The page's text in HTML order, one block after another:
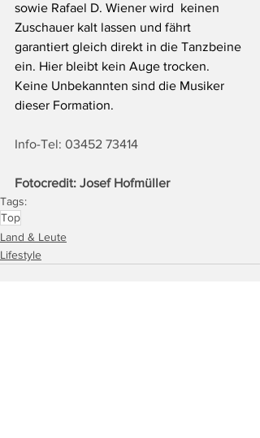
sowie Rafael D. Wiener wird  keinen
Zuschauer kalt lassen und fährt
garantiert gleich direkt in die Tanzbeine
ein. Hier bleibt kein Auge trocken.
Keine Unbekannten sind die Musiker
dieser Formation.
Info-Tel: 03452 73414
Fotocredit: Josef Hofmüller
Tags:
Top
Land & Leute
Lifestyle